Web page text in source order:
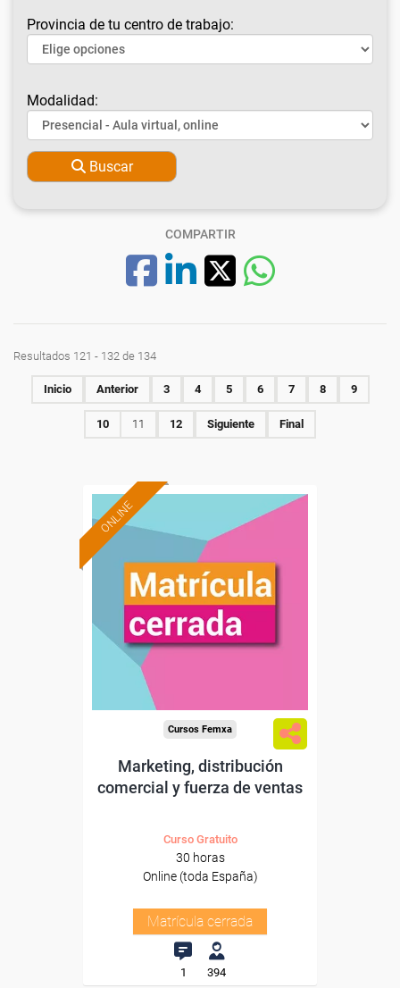
Provincia de tu centro de trabajo:
Modalidad:
Buscar
COMPARTIR
Resultados 121 - 132 de 134
Inicio Anterior 3 4 5 6 7 8 9
10 11 12 Siguiente Final
ONLINE
Cursos Femxa
Marketing, distribución
comercial y fuerza de ventas
Curso Gratuito
30 horas
Online (toda España)
Matrícula cerrada
1 394